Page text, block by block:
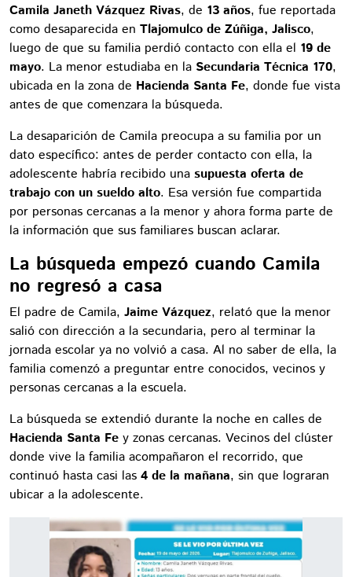
Camila Janeth Vázquez Rivas, de 13 años, fue reportada
como desaparecida en Tlajomulco de Zúñiga, Jalisco,
luego de que su familia perdió contacto con ella el 19 de
mayo. La menor estudiaba en la Secundaria Técnica 170,
ubicada en la zona de Hacienda Santa Fe, donde fue vista
antes de que comenzara la búsqueda.
La desaparición de Camila preocupa a su familia por un
dato específico: antes de perder contacto con ella, la
adolescente habría recibido una supuesta oferta de
trabajo con un sueldo alto. Esa versión fue compartida
por personas cercanas a la menor y ahora forma parte de
la información que sus familiares buscan aclarar.
La búsqueda empezó cuando Camila
no regresó a casa
El padre de Camila, Jaime Vázquez, relató que la menor
salió con dirección a la secundaria, pero al terminar la
jornada escolar ya no volvió a casa. Al no saber de ella, la
familia comenzó a preguntar entre conocidos, vecinos y
personas cercanas a la escuela.
La búsqueda se extendió durante la noche en calles de
Hacienda Santa Fe y zonas cercanas. Vecinos del clúster
donde vive la familia acompañaron el recorrido, que
continuó hasta casi las 4 de la mañana, sin que lograran
ubicar a la adolescente.